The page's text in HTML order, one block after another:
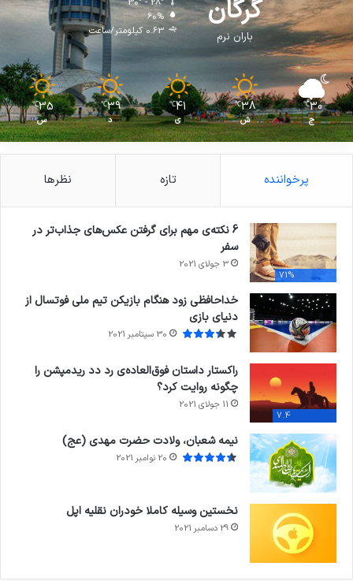
گرگان
باران نرم
60%
0.63 کیلومتر/ساعت
30
℃
ج
38
℃
ش
41
℃
ی
39
℃
د
35
℃
س
پرخواننده تازه نظرها
71%
6 نکته‌ی مهم برای گرفتن عکس‌های جذاب‌تر در
سفر
3 جولای 2021
خداحافظی زود هنگام بازیکن تیم ملی فوتسال از
دنیای بازی
30 سپتامبر 2021
7.4
راکستار داستان فوق‌العاده‌ی رد دد ریدمپشن را
چگونه روایت کرد؟
11 جولای 2021
نیمه شعبان، ولادت حضرت مهدی (عج)
20 نوامبر 2021
نخستین وسیله کاملا خودران نقلیه اپل
29 دسامبر 2021